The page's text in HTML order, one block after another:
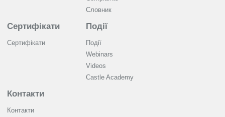
Словник
Сертифікати
Сертифікати
Події
Події
Webinars
Videos
Castle Academy
Контакти
Контакти